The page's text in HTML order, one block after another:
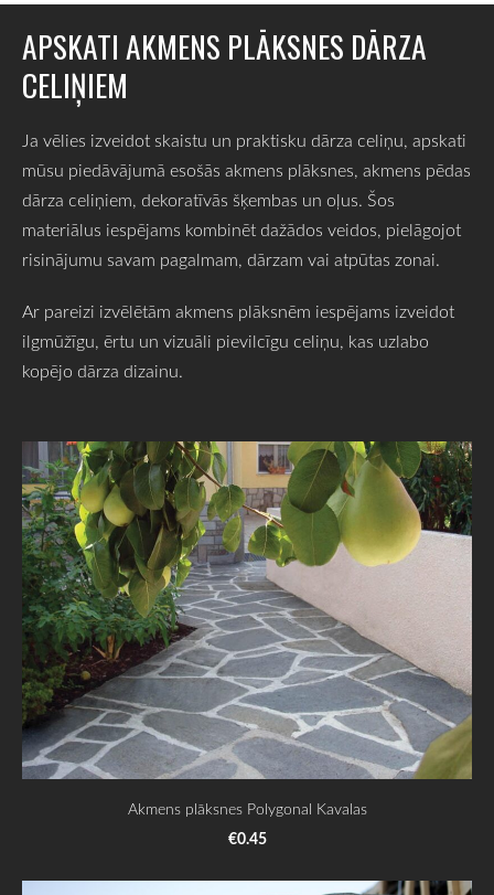
APSKATI AKMENS PLĀKSNES DĀRZA
CELIŅIEM
Ja vēlies izveidot skaistu un praktisku dārza celiņu, apskati
mūsu piedāvājumā esošās akmens plāksnes, akmens pēdas
dārza celiņiem, dekoratīvās šķembas un oļus. Šos
materiālus iespējams kombinēt dažādos veidos, pielāgojot
risinājumu savam pagalmam, dārzam vai atpūtas zonai.
Ar pareizi izvēlētām akmens plāksnēm iespējams izveidot
ilgmūžīgu, ērtu un vizuāli pievilcīgu celiņu, kas uzlabo
kopējo dārza dizainu.
Akmens plāksnes Polygonal Kavalas
€0.45